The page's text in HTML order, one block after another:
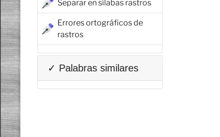
Separar en sílabas rastros
Errores ortográficos de
rastros
✓ Palabras similares